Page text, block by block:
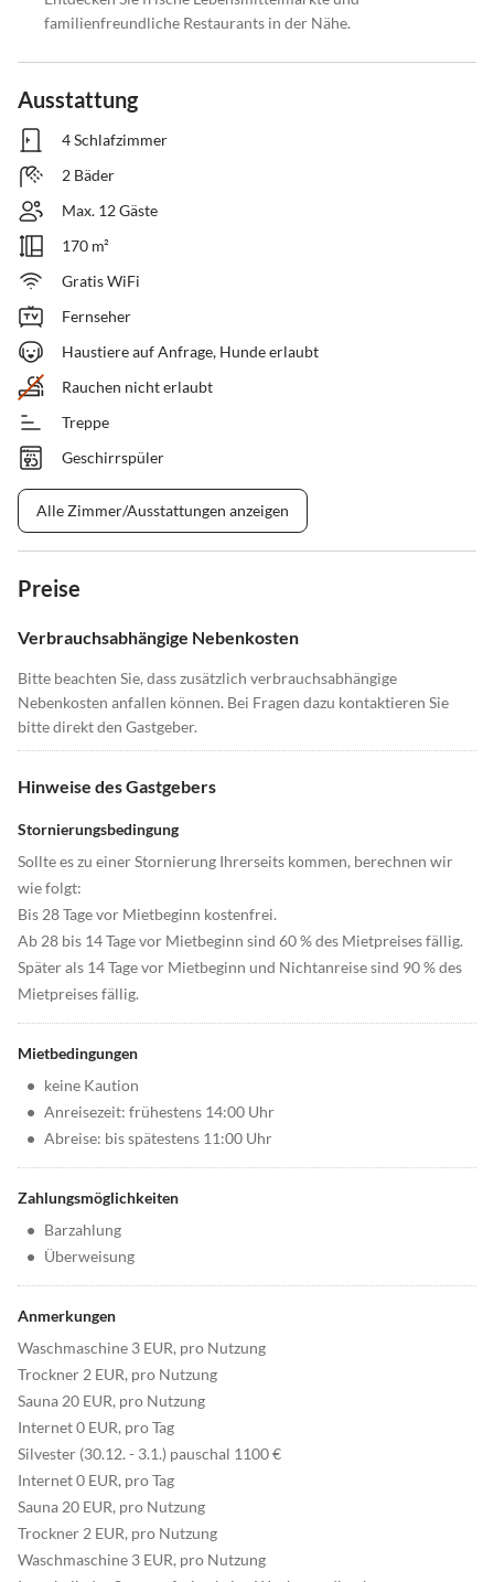
familienfreundliche Restaurants in der Nähe.
Ausstattung
4 Schlafzimmer
2 Bäder
Max. 12 Gäste
170 m²
Gratis WiFi
Fernseher
Haustiere auf Anfrage, Hunde erlaubt
Rauchen nicht erlaubt
Treppe
Geschirrspüler
Alle Zimmer/Ausstattungen anzeigen
Preise
Verbrauchsabhängige Nebenkosten
Bitte beachten Sie, dass zusätzlich verbrauchsabhängige
Nebenkosten anfallen können. Bei Fragen dazu kontaktieren Sie
bitte direkt den Gastgeber.
Hinweise des Gastgebers
Stornierungsbedingung
Sollte es zu einer Stornierung Ihrerseits kommen, berechnen wir
wie folgt:
Bis 28 Tage vor Mietbeginn kostenfrei.
Ab 28 bis 14 Tage vor Mietbeginn sind 60 % des Mietpreises fällig.
Später als 14 Tage vor Mietbeginn und Nichtanreise sind 90 % des
Mietpreises fällig.
Mietbedingungen
• keine Kaution
• Anreisezeit: frühestens 14:00 Uhr
• Abreise: bis spätestens 11:00 Uhr
Zahlungsmöglichkeiten
• Barzahlung
• Überweisung
Anmerkungen
Waschmaschine 3 EUR, pro Nutzung
Trockner 2 EUR, pro Nutzung
Sauna 20 EUR, pro Nutzung
Internet 0 EUR, pro Tag
Silvester (30.12. - 3.1.) pauschal 1100 €
Internet 0 EUR, pro Tag
Sauna 20 EUR, pro Nutzung
Trockner 2 EUR, pro Nutzung
Waschmaschine 3 EUR, pro Nutzung